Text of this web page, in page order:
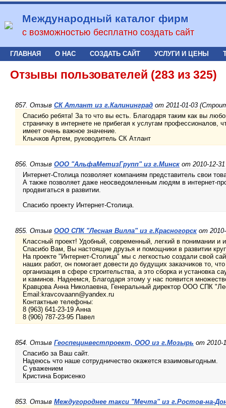
Международный каталог фирм
с возможностью бесплатно создать сайт
ГЛАВНАЯ О НАС СОЗДАТЬ САЙТ УСЛУГИ И ЦЕНЫ
Отзывы пользователей (283 из 325)
857. Отзыв СК Атлант из г.Калининград от 2011-01-03
Спасибо ребята! За то что вы есть. Благодаря таким как вы
страничку в интернете не прибегая к услугам профессионалов,
имеет очень важное значение.
Клычков Артем, руководитель СК Атлант
856. Отзыв ООО "АльфаМетизГрупп" из г.Минск от 2010-12-
Интернет-Столица позволяет компаниям представитель свои
А также позволяет даже неосведомленным людям в интернет-
продвигаться в развитии.
Спасибо проекту Интернет-Столица.
855. Отзыв ООО СПК "Лесная Вилла" из г.Красногорск от
Классный проект! Удобный, современный, легкий в понимании и
Спасибо Вам, Вы настоящие друзья и помощники в развитии
На проекте "Интернет-Столица" мы с легкостью создали свой
наших работ, он помогает довести до будущих заказчиков то,
организация в сфере строительства, а это сборка и установка
и каминов. Надеемся, Благодаря этому у нас появится
Кравцова Анна Николаевна, Генеральный директор ООО СПК
Email:kravcovaann@yandex.ru
Контактные телефоны:
8 (963) 641-23-19 Анна
8 (906) 787-23-95 Павел
854. Отзыв Геоспецинвестпроект, ООО из г.Мозырь от 2010-
Спасибо за Ваш сайт.
Надеюсь что наше сотрудничество окажется взаимовыгодным.
С уважением
Кристина Борисенко
853. Отзыв Междугороднее такси "Мечта" из г.Ростов-на-